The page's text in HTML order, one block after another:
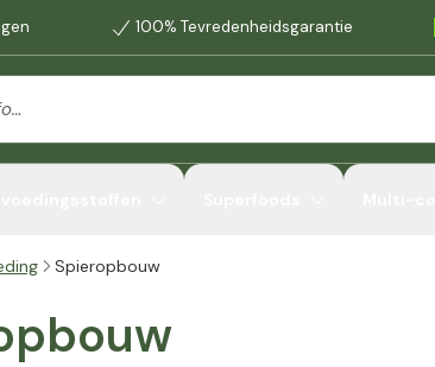
100% Tevredenheidsgarantie
Spieropbouw